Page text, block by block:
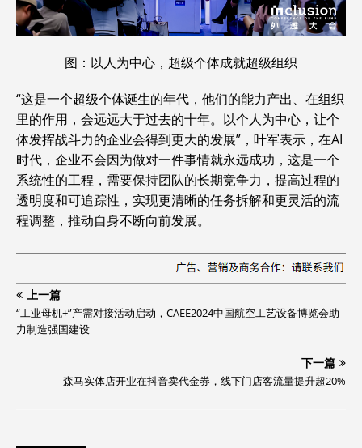
图：以人为中心，超级个体成就超级组织
“这是一个超级个体诞生的年代，他们的能力产出、在组织
里的作用，会远远大于过去的十年。以个人为中心，让个
体发挥战斗力的企业会得到更大的发展”，叶军表示，在AI
时代，企业不会因为做对一件事情就永远成功，这是一个
系统性的工程，需要保持团队的长期竞争力，提高过程的
透明度和可追踪性，实现更清晰的任务拆解和更灵活的流
程调整，推动自身不断向前发展。
上一篇
“工业母机+”产需对接活动启动，CAEE2024中国航空工艺设备博览会助
力制造强国建设
下一篇
森马实体店开业在抖音卖代金券，线下门店客流量提升超20%